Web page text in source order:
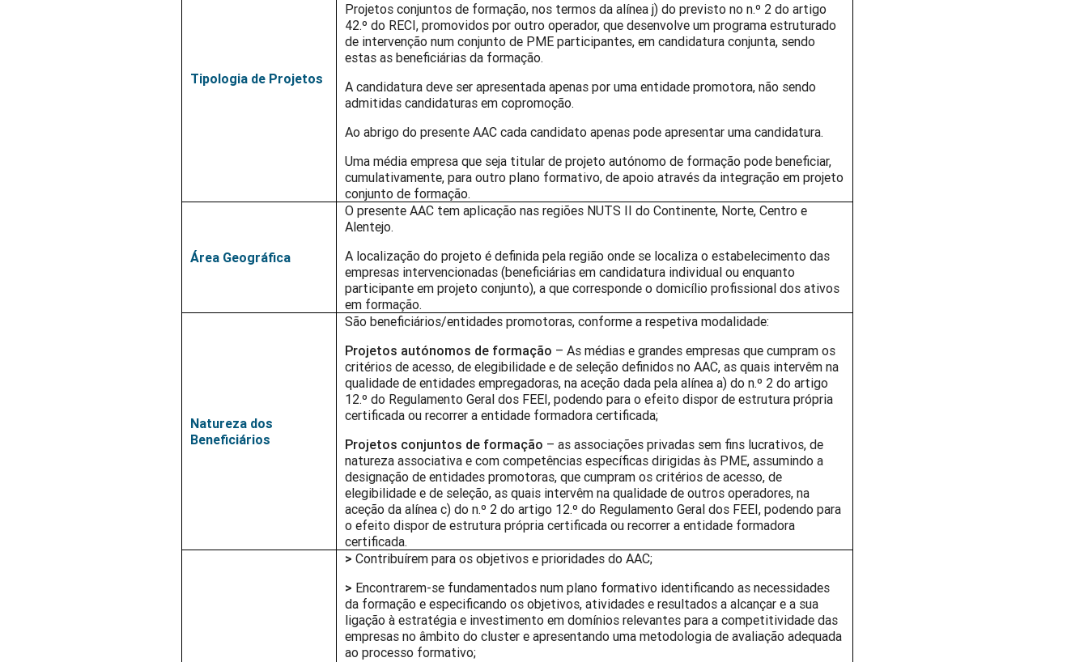
Tipologia de Projetos
Projetos conjuntos de formação, nos termos da alínea j) do previsto no n.º 2 do artigo
42.º do RECI, promovidos por outro operador, que desenvolve um programa estruturado
de intervenção num conjunto de PME participantes, em candidatura conjunta, sendo
estas as beneficiárias da formação.
A candidatura deve ser apresentada apenas por uma entidade promotora, não sendo
admitidas candidaturas em copromoção.
Ao abrigo do presente AAC cada candidato apenas pode apresentar uma candidatura.
Uma média empresa que seja titular de projeto autónomo de formação pode beneficiar,
cumulativamente, para outro plano formativo, de apoio através da integração em projeto
conjunto de formação.
Área Geográfica
O presente AAC tem aplicação nas regiões NUTS II do Continente, Norte, Centro e
Alentejo.
A localização do projeto é definida pela região onde se localiza o estabelecimento das
empresas intervencionadas (beneficiárias em candidatura individual ou enquanto
participante em projeto conjunto), a que corresponde o domicílio profissional dos ativos
em formação.
Natureza dos
Beneficiários
São beneficiários/entidades promotoras, conforme a respetiva modalidade:
Projetos autónomos de formação – As médias e grandes empresas que cumpram os
critérios de acesso, de elegibilidade e de seleção definidos no AAC, as quais intervêm na
qualidade de entidades empregadoras, na aceção dada pela alínea a) do n.º 2 do artigo
12.º do Regulamento Geral dos FEEI, podendo para o efeito dispor de estrutura própria
certificada ou recorrer a entidade formadora certificada;
Projetos conjuntos de formação – as associações privadas sem fins lucrativos, de
natureza associativa e com competências específicas dirigidas às PME, assumindo a
designação de entidades promotoras, que cumpram os critérios de acesso, de
elegibilidade e de seleção, as quais intervêm na qualidade de outros operadores, na
aceção da alínea c) do n.º 2 do artigo 12.º do Regulamento Geral dos FEEI, podendo para
o efeito dispor de estrutura própria certificada ou recorrer a entidade formadora
certificada.
>Contribuírem para os objetivos e prioridades do AAC;
> Encontrarem-se fundamentados num plano formativo identificando as necessidades
da formação e especificando os objetivos, atividades e resultados a alcançar e a sua
ligação à estratégia e investimento em domínios relevantes para a competitividade das
empresas no âmbito do cluster e apresentando uma metodologia de avaliação adequada
ao processo formativo;